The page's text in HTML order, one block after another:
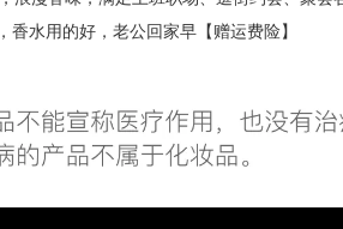
水用的好，老公回家早【赠运费险】